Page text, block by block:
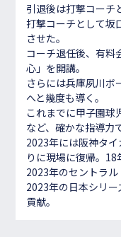
引退後は打撃コーチ
打撃コーチとして坂
させた。
コーチ退任後、有
心」を開講。
さらには兵庫夙川ボ
へと幾度も導く。
これまでに甲子園球
など、確かな指導力
2023年には阪神タ
りに現場に復帰。
2023年のセントラ
2023年の日本シリ
貢献。